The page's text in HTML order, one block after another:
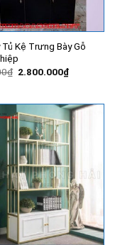
Tủ Kệ Trưng Bày Gỗ
₫ Giá
2.800.000₫Giá
hiện